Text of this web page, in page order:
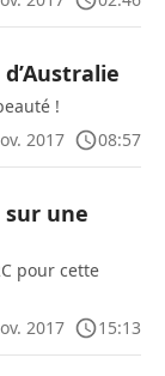
!
2017
08:57
une
pour cette
2017
15:13